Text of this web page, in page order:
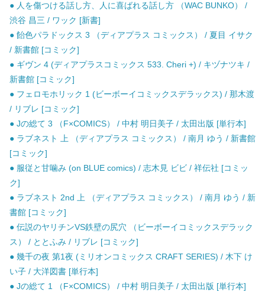
● 人を傷つける話し方、人に喜ばれる話し方 （WAC BUNKO） /
渋谷 昌三 / ワック [新書]
● 飴色パラドックス 3 （ディアプラス コミックス） / 夏目 イサク
/ 新書館 [コミック]
● ギヴン 4 (ディアプラスコミックス 533. Cheri +) / キヅナツキ /
新書館 [コミック]
● フェロモホリック 1 (ビーボーイコミックスデラックス) / 那木渡
/ リブレ [コミック]
● Jの総て 3 （F×COMICS） / 中村 明日美子 / 太田出版 [単行本]
● ラブネスト 上 （ディアプラス コミックス） / 南月 ゆう / 新書館
[コミック]
● 服従と甘噛み (on BLUE comics) / 志木見 ビビ / 祥伝社 [コミッ
ク]
● ラブネスト 2nd 上 （ディアプラス コミックス） / 南月 ゆう / 新
書館 [コミック]
● 伝説のヤリチンVS鉄壁の尻穴 （ビーボーイコミックスデラック
ス） / ととふみ / リブレ [コミック]
● 幾千の夜 第1夜 (ミリオンコミックス CRAFT SERIES) / 木下 け
い子 / 大洋図書 [単行本]
● Jの総て 1 （F×COMICS） / 中村 明日美子 / 太田出版 [単行本]